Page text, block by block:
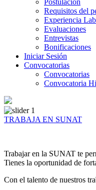
Requisitos del
Experiencia
Evaluaciones
Entrevistas
Bonificaciones
Iniciar Sesión
Convocatorias
Convocatorias
Convocatoria
TRABAJA EN SUNAT
Trabajar en la SUNAT te
Tienes la oportunidad de
Con el talento de nuestros